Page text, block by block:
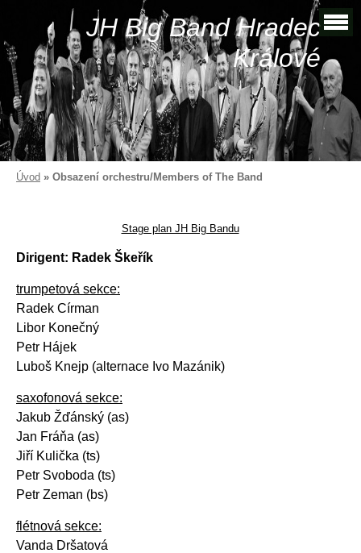
JH Big Band Hradec
Králové
Úvod » Obsazení orchestru/Members of The Band
Stage plan JH Big Bandu
Dirigent: Radek Škeřík
trumpetová sekce:
Radek Círman
Libor Konečný
Petr Hájek
Luboš Knejp (alternace Ivo Mazánik)
saxofonová sekce:
Jakub Žďánský (as)
Jan Fráňa (as)
Jiří Kulička (ts)
Petr Svoboda (ts)
Petr Zeman (bs)
flétnová sekce:
Vanda Dršatová